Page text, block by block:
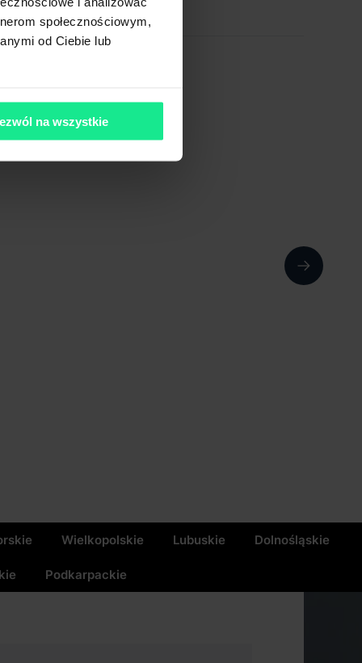
społecznościowym,
od Ciebie lub
na wszystkie
Wielkopolskie Lubuskie Dolnośląskie
Podkarpackie